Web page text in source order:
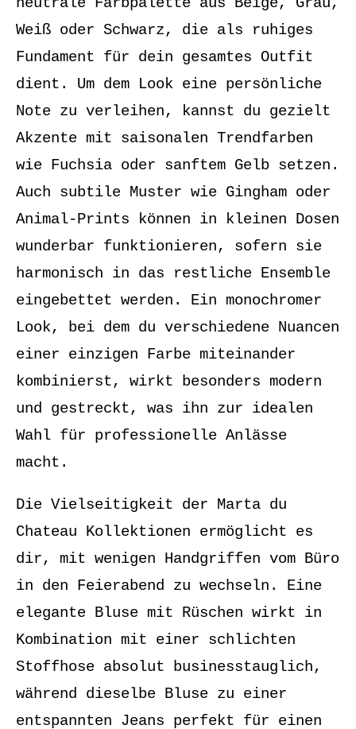
Weiß oder Schwarz, die als ruhiges
Fundament für dein gesamtes Outfit
dient. Um dem Look eine persönliche
Note zu verleihen, kannst du gezielt
Akzente mit saisonalen Trendfarben
wie Fuchsia oder sanftem Gelb setzen.
Auch subtile Muster wie Gingham oder
Animal-Prints können in kleinen Dosen
wunderbar funktionieren, sofern sie
harmonisch in das restliche Ensemble
eingebettet werden. Ein monochromer
Look, bei dem du verschiedene Nuancen
einer einzigen Farbe miteinander
kombinierst, wirkt besonders modern
und gestreckt, was ihn zur idealen
Wahl für professionelle Anlässe
macht.
Die Vielseitigkeit der Marta du
Chateau Kollektionen ermöglicht es
dir, mit wenigen Handgriffen vom Büro
in den Feierabend zu wechseln. Eine
elegante Bluse mit Rüschen wirkt in
Kombination mit einer schlichten
Stoffhose absolut businesstauglich,
während dieselbe Bluse zu einer
entspannten Jeans perfekt für einen